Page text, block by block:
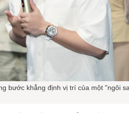
bước khẳng định vị trí của một "ngôi